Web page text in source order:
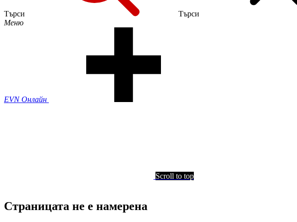
Търси
Търси
Меню
EVN Онлайн
Scroll to top
Страницата не е намерена